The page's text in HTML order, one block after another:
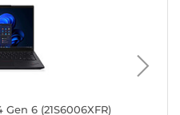
6 (21S6006XFR)